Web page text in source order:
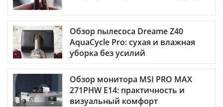
Обзор пылесоса Dreame Z40
AquaCycle Pro: сухая и влажная
уборка без усилий
Обзор монитора MSI PRO MAX
271PHW E14: практичность и
визуальный комфорт